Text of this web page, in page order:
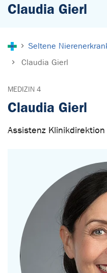
Claudia Gierl
Seltene
Claudia Gierl
MEDIZIN 4
Claudia Gierl
Assistenz Klinikdirektion